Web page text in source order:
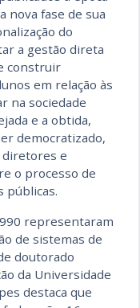
nova fase de sua
do
a gestão direta
construir
em relação às
na sociedade
e a obtida,
democratizado,
e
o processo de
públicas.
representaram
de sistemas de
doutorado
da Universidade
destaca que